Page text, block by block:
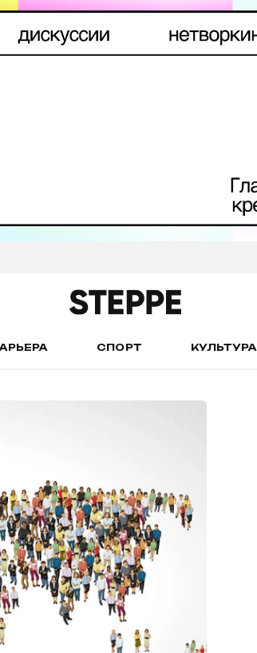
СПОРТ КУЛЬТУРА